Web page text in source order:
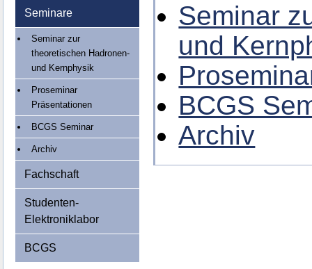
Seminare
Seminar zur
theoretischen Hadronen-
und Kernphysik
Proseminar
Präsentationen
BCGS Seminar
Archiv
Fachschaft
Studenten-
Elektroniklabor
BCGS
Seminar
und
BCGS
Archiv